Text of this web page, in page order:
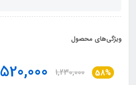
ویژگی‌های محصول
58%
1,230,000
520,000